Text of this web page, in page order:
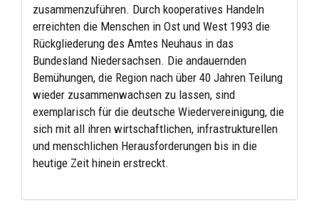
zusammenzuführen. Durch kooperatives Handeln
erreichten die Menschen in Ost und West 1993 die
Rückgliederung des Amtes Neuhaus in das
Bundesland Niedersachsen. Die andauernden
Bemühungen, die Region nach über 40 Jahren Teilung
wieder zusammenwachsen zu lassen, sind
exemplarisch für die deutsche Wiedervereinigung, die
sich mit all ihren wirtschaftlichen, infrastrukturellen
und menschlichen Herausforderungen bis in die
heutige Zeit hinein erstreckt.